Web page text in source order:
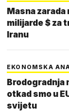
Masna
milijarde $ za
Iranu
EKONOMSKA
Brodogradnja
otkad smo u
svijetu